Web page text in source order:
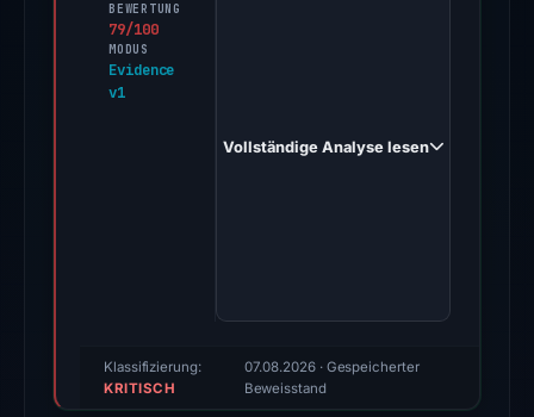
BEWERTUNG
79/100
MODUS
Evidence
v1
14,
score,
Vollständige Analyse lesen
Klassifizierung:
KRITISCH
07.08.2026· Gespeicherter
Beweisstand